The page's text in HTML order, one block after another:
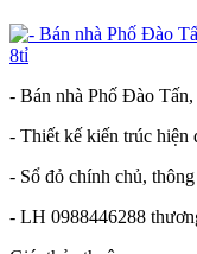
- Bán nhà Phố Đào
- Thiết kế kiến trúc hiện
- Sổ đỏ chính chủ,
- LH 0988446288